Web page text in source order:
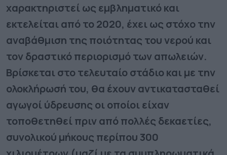
χαρακτηριστεί ως εμβληματικό και
εκτελείται από το 2020, έχει ως στόχο την
αναβάθμιση της ποιότητας του νερού και
τον δραστικό περιορισμό των απωλειών.
Βρίσκεται στο τελευταίο στάδιο και με την
ολοκλήρωσή του, θα έχουν αντικατασταθεί
αγωγοί ύδρευσης οι οποίοι είχαν
τοποθετηθεί πριν από πολλές δεκαετίες,
συνολικού μήκους περίπου 300